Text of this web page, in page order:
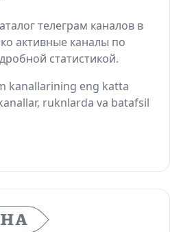
телеграм каналов в
активные каналы по
статистикой.
kanallarining eng katta
ruknlarda va batafsil